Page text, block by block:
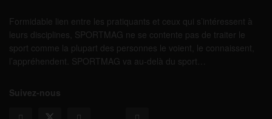
Formidable lien entre les pratiquants et ceux qui s’intéressent à
leurs disciplines, SPORTMAG ne se contente pas de traiter le
sport comme la plupart des personnes le voient, le connaissent,
l’appréhendent. SPORTMAG va au-delà du sport…
Suivez-nous